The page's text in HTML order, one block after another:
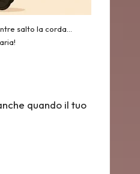
salto la corda…
quando il tuo